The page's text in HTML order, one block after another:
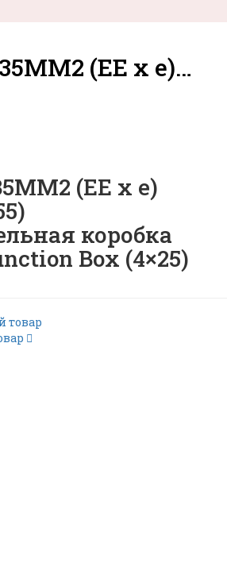
(EE x e)…
(EE x e)
коробка
Box (4×25)
товар